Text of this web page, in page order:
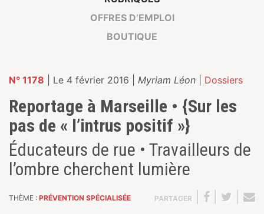
OFFRES D’EMPLOI
BOUTIQUE
N° 1178 | Le 4 février 2016 | Myriam Léon Dossiers
Reportage à Marseille • {Sur les
pas de « l’intrus positif »}
Éducateurs de rue • Travailleurs de
l’ombre cherchent lumière
THÈME : PRÉVENTION SPÉCIALISÉE PARTAGER